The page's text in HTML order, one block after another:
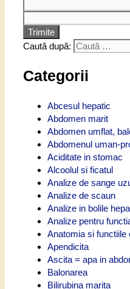
Trimite
Caută după:
Categorii
Abcesul hepatic
Abdomen marit
Abdomen umflat,
Abdomenul uman-
Aciditate in stomac
Alcoolul si ficatul
Analize de sange
Analize de scaun
Analize in bolile
Analize pentru
Anatomia si functiile
Apendicita
Ascita = apa in
Balonarea
Bilirubina marita